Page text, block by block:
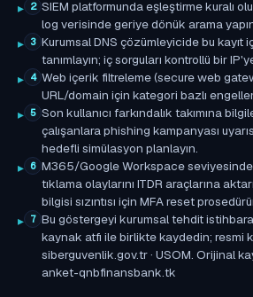
2 SIEM platformunda eşleştirme kuralı
log verisinde geriye dönük arama
3 Kurumsal DNS çözümleyicide bu kayıt
tanımlayın; iç sorguları kontrollü bir
4 Web içerik filtreleme (secure web
URL/domain için kategori bazlı
5 Son kullanıcı farkındalık takımına
çalışanlara phishing kampanyası
hedefli simülasyon planlayın.
6 M365/Google Workspace seviyesinde
tıklama olaylarını ITDR araçlarına
bilgisi sızıntısı için MFA reset
7 Bu göstergeyi kurumsal tehdit
kaynak atfı ile birlikte kaydedin; resmi
siberguvenlik.gov.tr · USOM. Orijinal
anket-qnbfinansbank.tk